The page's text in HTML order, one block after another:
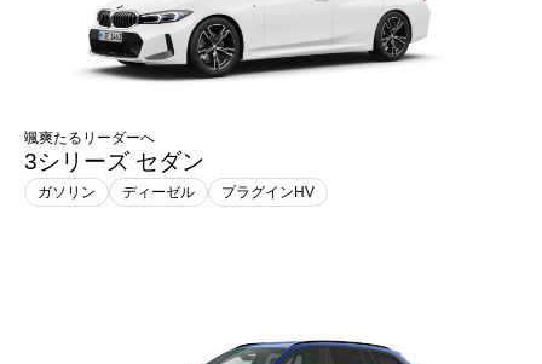
颯爽たるリーダーへ
3シリーズ セダン
ガソリン ディーゼル プラグインHV